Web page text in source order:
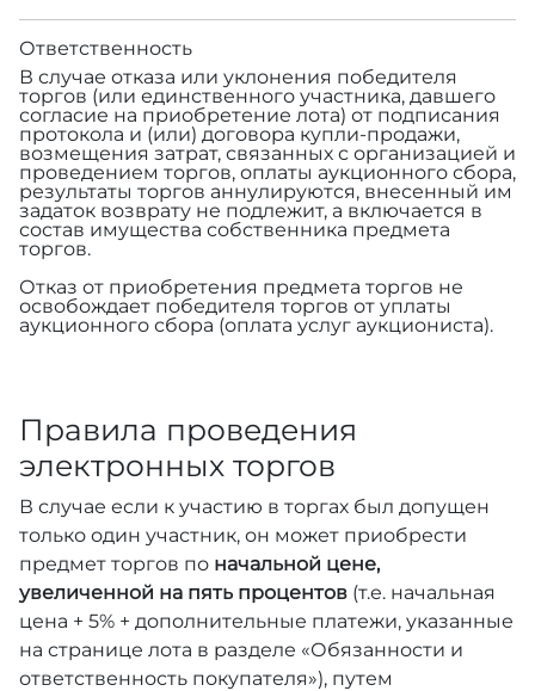
Ответственность
В случае отказа или уклонения победителя
торгов (или единственного участника, давшего
согласие на приобретение лота) от подписания
протокола и (или) договора купли-продажи,
возмещения затрат, связанных с организацией и
проведением торгов, оплаты аукционного сбора,
результаты торгов аннулируются, внесенный им
задаток возврату не подлежит, а включается в
состав имущества собственника предмета
торгов.
Отказ от приобретения предмета торгов не
освобождает победителя торгов от уплаты
аукционного сбора (оплата услуг аукциониста).
Правила проведения
электронных торгов
В случае если к участию в торгах был допущен
только один участник, он может приобрести
предмет торгов по начальной цене,
увеличенной на пять процентов (т.е. начальная
цена + 5% + дополнительные платежи, указанные
на странице лота в разделе «Обязанности и
ответственность покупателя»), путем